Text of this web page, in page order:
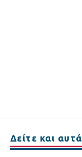
Δείτε και αυτά